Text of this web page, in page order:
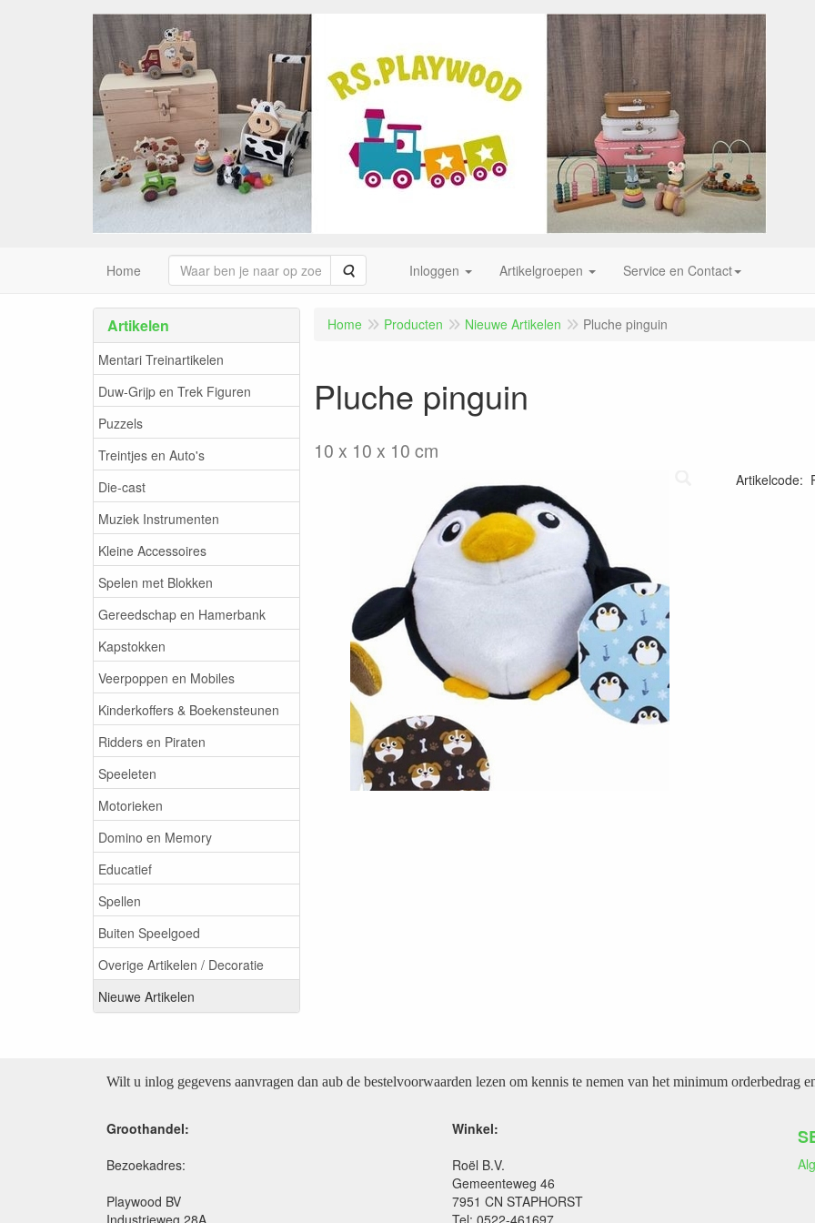
Home Zoeken Inloggen Artikelgroepen Service en Contact
Artikelen
Mentari Treinartikelen
Duw-Grijp en Trek Figuren
Puzzels
Treintjes en Auto's
Die-cast
Muziek Instrumenten
Kleine Accessoires
Spelen met Blokken
Gereedschap en Hamerbank
Kapstokken
Veerpoppen en Mobiles
Kinderkoffers & Boekensteunen
Ridders en Piraten
Speeleten
Motorieken
Domino en Memory
Educatief
Spellen
Buiten Speelgoed
Overige Artikelen / Decoratie
Nieuwe Artikelen
Home Producten Nieuwe Artikelen Pluche pinguin
Pluche pinguin
10 x 10 x 10 cm
Artikelcode:
Wilt u inlog gegevens aanvragen dan aub de bestelvoorwaarden lezen om kennis te nemen van het minimum orderbedrag
Groothandel:
Bezoekadres:
Playwood BV
Industrieweg 28A
Winkel:
Roël B.V.
Gemeenteweg 46
7951 CN STAPHORST
Tel: 0522-461697